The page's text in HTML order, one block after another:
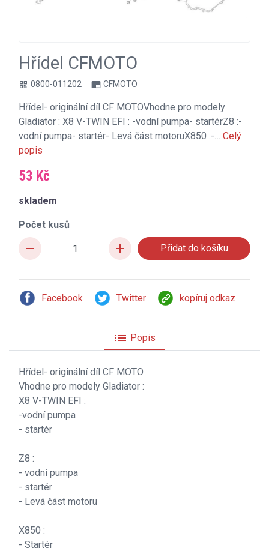
Hřídel CFMOTO
qr_code 0800-011202 branding_watermark CFMOTO
Hřídel- originální díl CF MOTOVhodne pro modely
Gladiator : X8 V-TWIN EFI : -vodní pumpa- startérZ8 :-
vodní pumpa- startér- Levá část motoruX850 :-… Celý
popis
53 Kč
skladem
Počet kusů
remove add
Facebook Twitter kopíruj odkaz
list Popis
Hřídel- originální díl CF MOTO
Vhodne pro modely Gladiator :
X8 V-TWIN EFI :
-vodní pumpa
- startér
Z8 :
- vodní pumpa
- startér
- Levá část motoru
X850 :
- Startér